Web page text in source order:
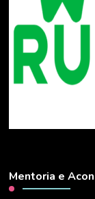
Mentoria e